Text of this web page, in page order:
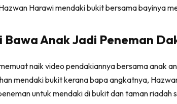
Harawi mendaki bukit bersama bayinya
Bawa Anak Jadi Peneman
naik video pendakiannya bersama anak
mendaki bukit kerana bapa angkatnya,
untuk mendaki di bukit dan taman riadah